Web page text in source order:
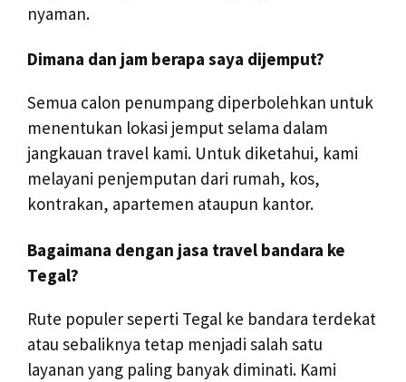
nyaman.
Dimana dan jam berapa saya dijemput?
Semua calon penumpang diperbolehkan untuk
menentukan lokasi jemput selama dalam
jangkauan travel kami. Untuk diketahui, kami
melayani penjemputan dari rumah, kos,
kontrakan, apartemen ataupun kantor.
Bagaimana dengan jasa travel bandara ke
Tegal?
Rute populer seperti Tegal ke bandara terdekat
atau sebaliknya tetap menjadi salah satu
layanan yang paling banyak diminati. Kami